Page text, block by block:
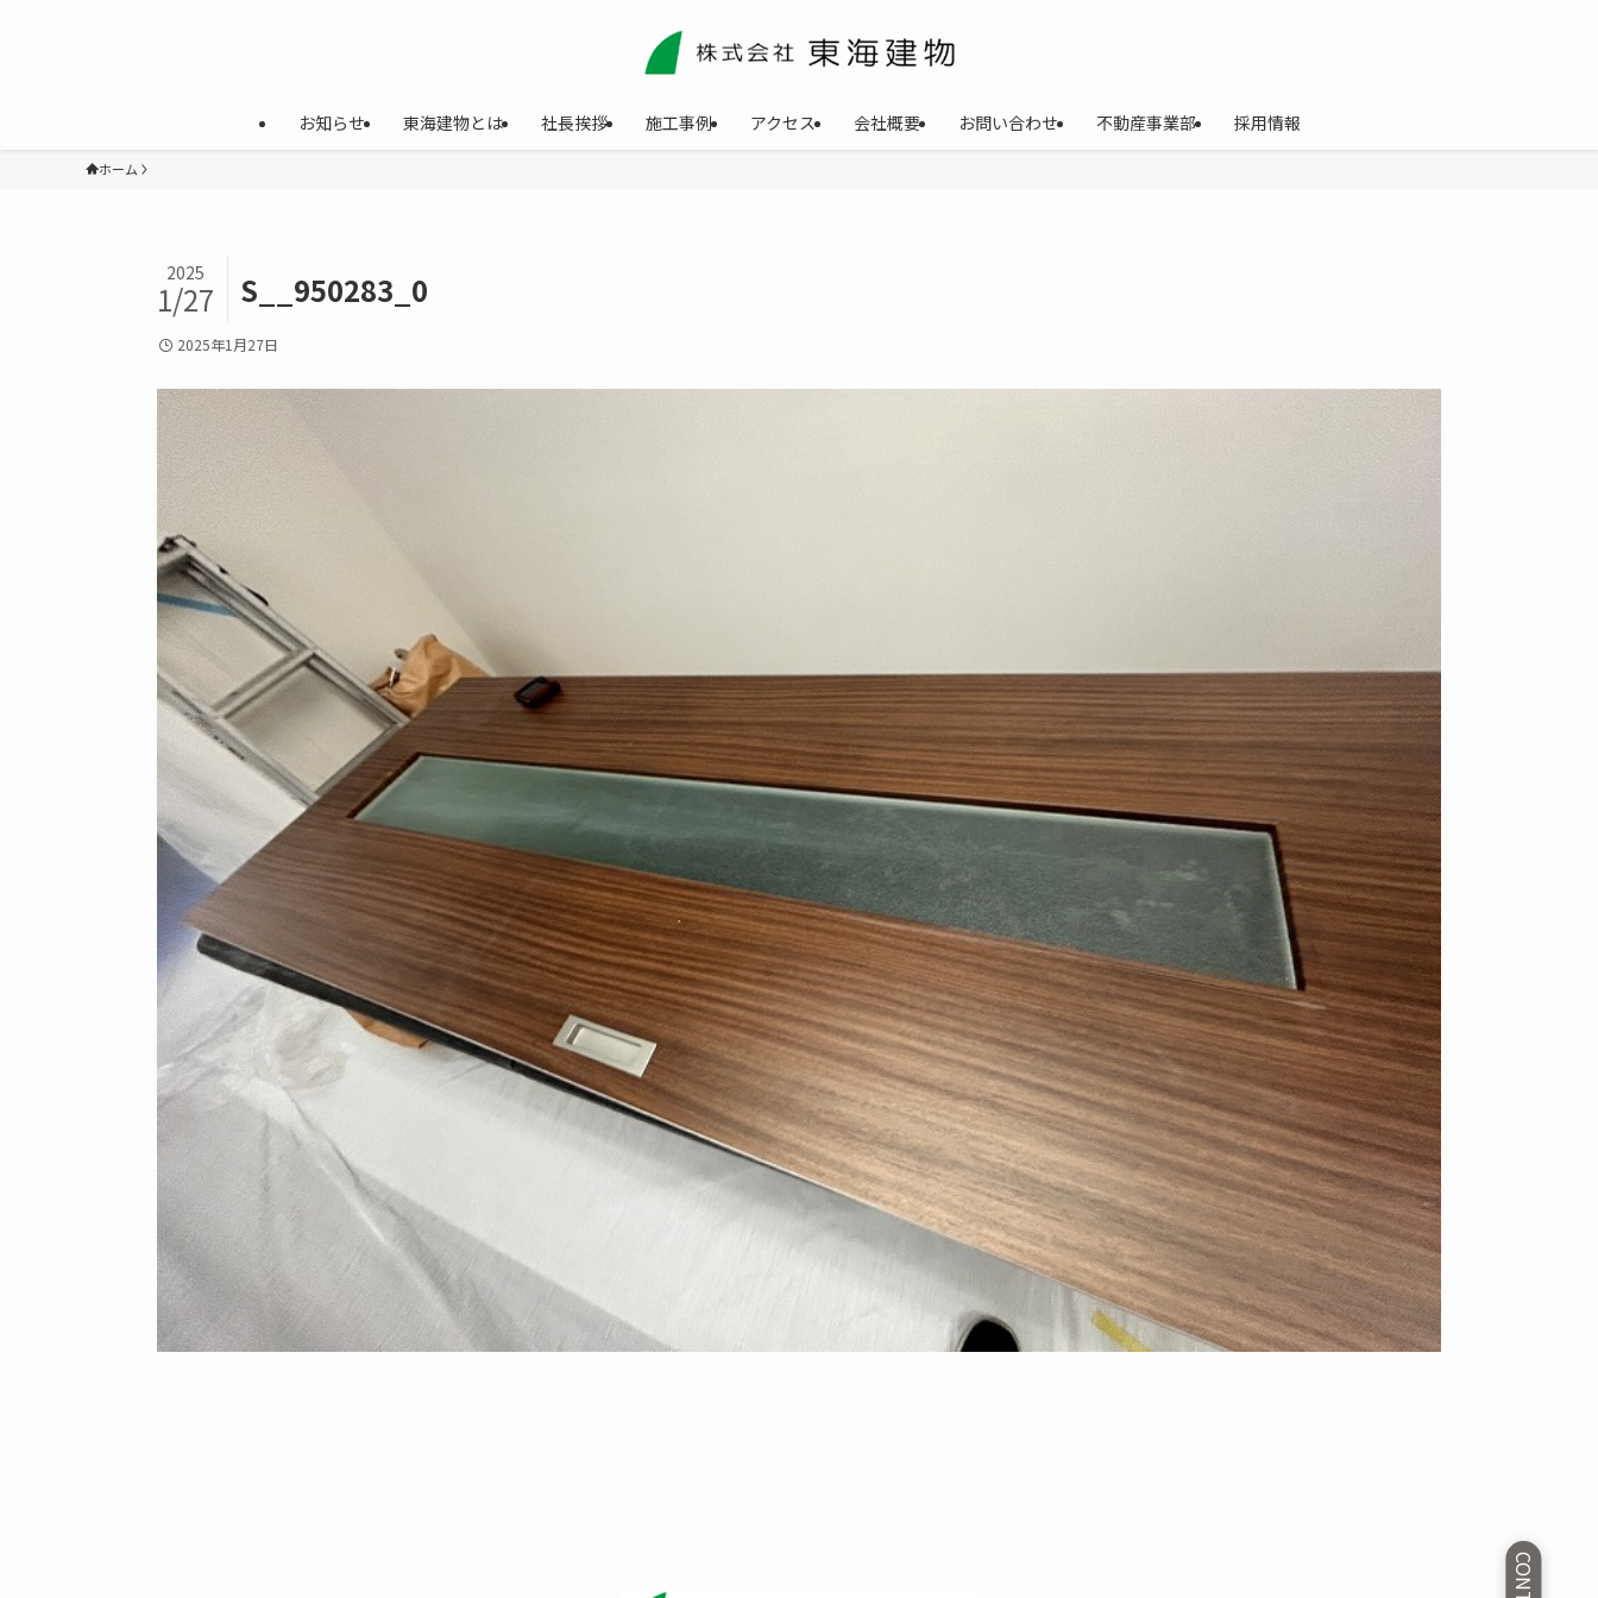
お知らせ 東海建物とは 社長挨拶 施工事例 アクセス 会社概要 お問い合わせ 不動産事業部 採用情報
ホーム
S__950283_0
2025
1/27
2025年1月27日